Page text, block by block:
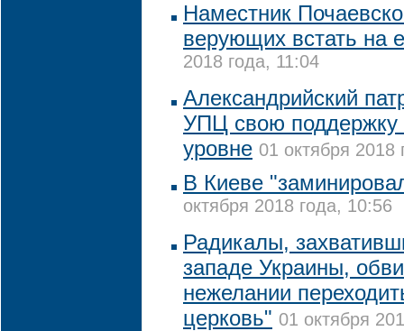
Наместник
верующих встать на
2018 года, 11:04
Александрийский
УПЦ свою
уровне 01 октября 2018
В Киеве
октября 2018 года, 10:56
Радикалы,
западе Украины,
нежелании
церковь" 01 октября